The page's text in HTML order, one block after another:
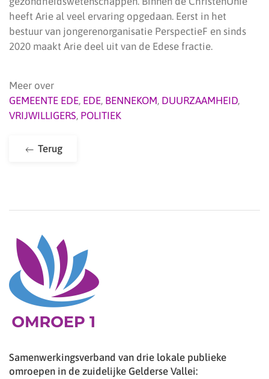
heeft Arie al veel ervaring opgedaan. Eerst in het
bestuur van jongerenorganisatie PerspectieF en sinds
2020 maakt Arie deel uit van de Edese fractie.
Meer over
GEMEENTE EDE, EDE, BENNEKOM, DUURZAAMHEID,
VRIJWILLIGERS, POLITIEK
Terug
Samenwerkingsverband van drie lokale publieke
omroepen in de zuidelijke Gelderse Vallei: